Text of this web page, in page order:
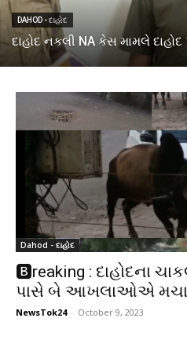
DAHOD - દાહોદ
દાહોદ નકલી NA કેસ મામલે દાહોદ
Dahod - દાહોદ
🅱️reaking : દાહોદના
પાસે બે આખલાઓએ
NewsTok24 - October 9, 2023